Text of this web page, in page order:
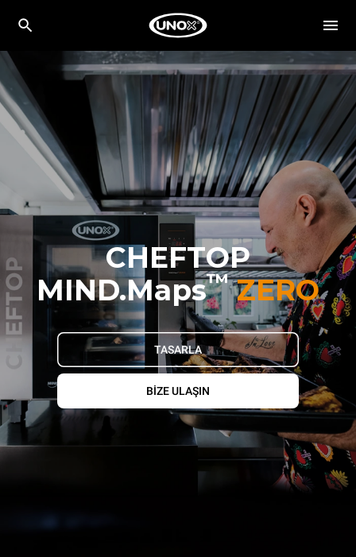
CHEFTOP
MIND.Maps™ ZERO
TASARLA
BIZE ULAŞIN